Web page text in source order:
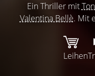
Ein Thriller mit
Valentina Bellè. Mit
Leihen